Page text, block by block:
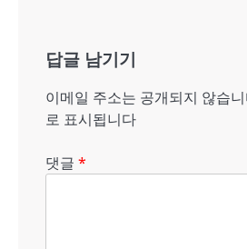
답글 남기기
이메일 주소는 공개되지 않습
로 표시됩니다
댓글 *